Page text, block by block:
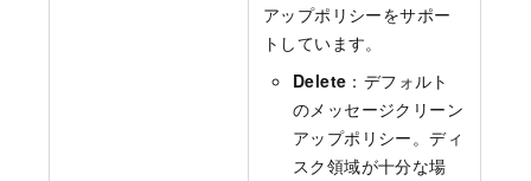
アップポリシーをサポー
トしています。
Delete ：デフォルト
のメッセージクリーン
アップポリシー。ディ
スク領域が十分な場